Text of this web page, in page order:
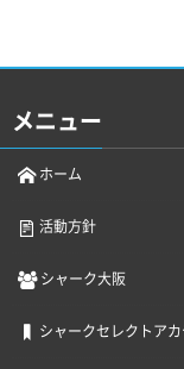
メニュー
ホーム
活動方針
シャーク大阪
シャークセレクトア